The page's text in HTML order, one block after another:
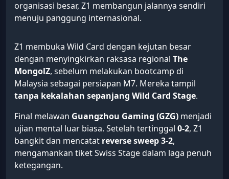
organisasi besar, Z1 membangun jalannya sendiri
menuju panggung internasional.
Z1 membuka Wild Card dengan kejutan besar
dengan menyingkirkan raksasa regional The
MongolZ, sebelum melakukan bootcamp di
Malaysia sebagai persiapan M7. Mereka tampil
tanpa kekalahan sepanjang Wild Card Stage.
Final melawan Guangzhou Gaming (GZG) menjadi
ujian mental luar biasa. Setelah tertinggal 0-2, Z1
bangkit dan mencatat reverse sweep 3-2,
mengamankan tiket Swiss Stage dalam laga penuh
ketegangan.